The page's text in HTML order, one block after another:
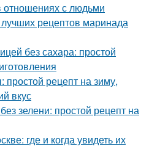
отношениях с людьми
рецептов маринада
без сахара: простой
рецепт на зиму,
вкус
зелени: простой рецепт на
где и когда увидеть их